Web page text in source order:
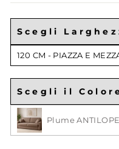
Scegli
Larghezza
120 CM - PIAZZA E
Scegli il
Scegli il Colore
Plume ANTILOPE